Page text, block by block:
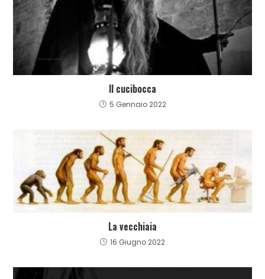
Il cucibocca
5 Gennaio 2022
La vecchiaia
16 Giugno 2022